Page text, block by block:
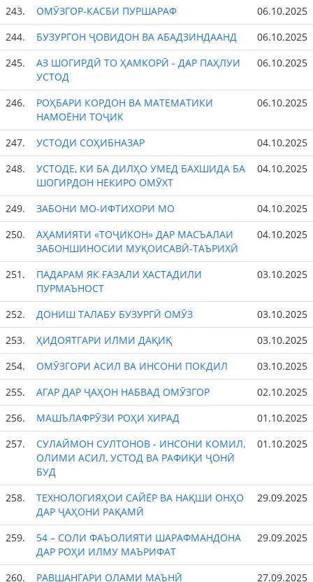
243.
ОМӮЗГОР-КАСБИ ПУРШАРАФ
06.10.2025
244.
БУЗУРГОН ҶОВИДОН ВА АБАДЗИНДААНД
06.10.2025
245.
АЗ ШОГИРДӢ ТО ҲАМКОРӢ - ДАР ПАҲЛУИ
УСТОД
06.10.2025
246.
РОҲБАРИ КОРДОН ВА МАТЕМАТИКИ
НАМОЁНИ ТОҶИК
06.10.2025
247. УСТОДИ СОҲИБНАЗАР
04.10.2025
248.
УСТОДЕ, КИ БА ДИЛҲО УМЕД БАХШИДА БА
ШОГИРДОН НЕКИРО ОМӮХТ
04.10.2025
249. ЗАБОНИ МО-ИФТИХОРИ МО
04.10.2025
250.
АҲАМИЯТИ «ТОҶИКОН» ДАР МАСЪАЛАИ
ЗАБОНШИНОСИИ МУҚОИСАВӢ-ТАЪРИХӢ
04.10.2025
251.
ПАДАРАМ ЯК ҒАЗАЛИ ХАСТАДИЛИ
ПУРМАЪНОСТ
03.10.2025
252. ДОНИШ ТАЛАБУ БУЗУРГӢ ОМӮЗ
03.10.2025
253.
ҲИДОЯТГАРИ ИЛМИ ДАҚИҚ
03.10.2025
254.
ОМӮЗГОРИ АСИЛ ВА ИНСОНИ ПОКДИЛ
03.10.2025
255.
АГАР ДАР ҶАҲОН НАБВАД ОМӮЗГОР
02.10.2025
256.
МАШЪЛАФРӮЗИ РОҲИ ХИРАД
01.10.2025
257.
СУЛАЙМОН СУЛТОНОВ - ИНСОНИ КОМИЛ,
ОЛИМИ АСИЛ, УСТОД ВА РАФИҚИ ҶОНӢ
БУД
01.10.2025
258.
ТЕХНОЛОГИЯҲОИ САЙЁР ВА НАҚШИ ОНҲО
ДАР ҶАҲОНИ РАҚАМӢ
29.09.2025
259.
54 – СОЛИ ФАЪОЛИЯТИ ШАРАФМАНДОНА
ДАР РОҲИ ИЛМУ МАЪРИФАТ
29.09.2025
260. РАВШАНГАРИ ОЛАМИ МАЪНӢ 27.09.2025